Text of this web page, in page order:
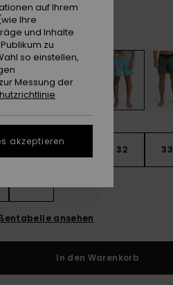
30 32 33
ansehen
In den Warenkorb
auf Ihrem
Ihre
und Inhalte
zu
so einstellen,
Messung der
akzeptieren